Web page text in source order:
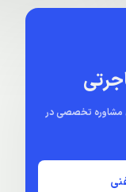
مشاوره تخصصی در